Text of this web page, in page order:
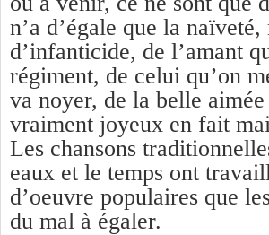
n’a d’égale que la
d’infanticide, de l’amant
régiment, de celui qu’on
va noyer, de la belle
vraiment joyeux en fait
Les chansons
eaux et le temps ont
d’oeuvre populaires que
du mal à égaler.